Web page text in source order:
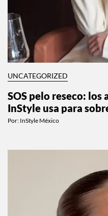
UNCATEGORIZED
SOS pelo reseco: los
InStyle usa para
Por: InStyle México